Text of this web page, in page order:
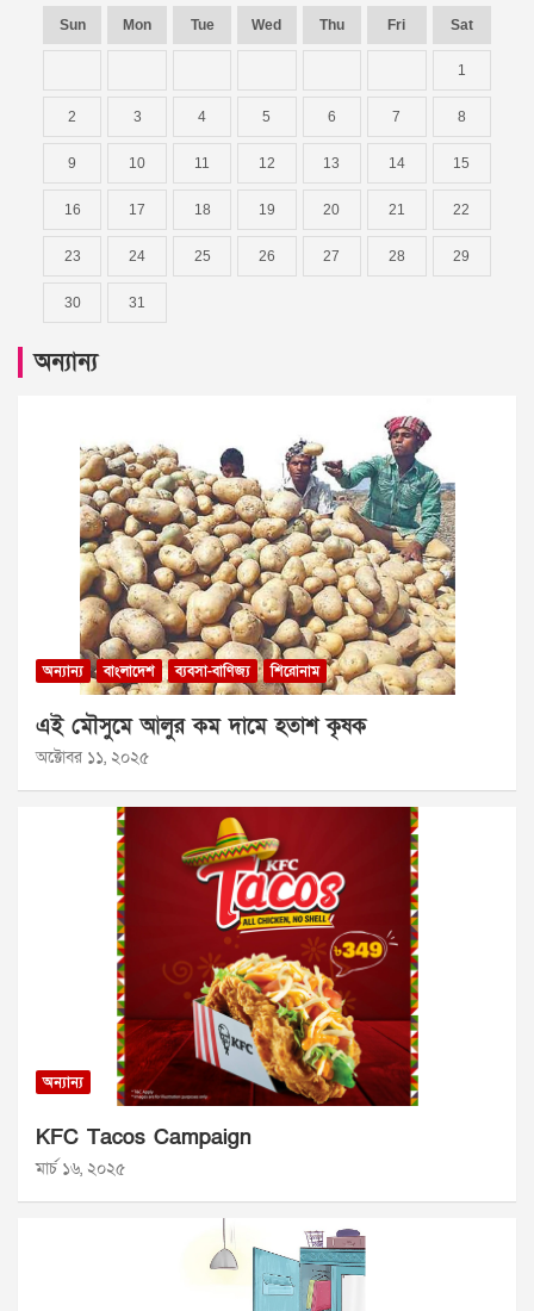
Sun Mon Tue Wed Thu Fri Sat
1
2 3 4 5 6 7 8
9 10 11 12 13 14 15
16 17 18 19 20 21 22
23 24 25 26 27 28 29
30 31
অন্যান্য
অন্যান্য বাংলাদেশ ব্যবসা-বাণিজ্য শিরোনাম
এই মৌসুমে আলুর কম দামে হতাশ কৃষক
অক্টোবর ১১, ২০২৫
অন্যান্য
KFC Tacos Campaign
মার্চ ১৬, ২০২৫